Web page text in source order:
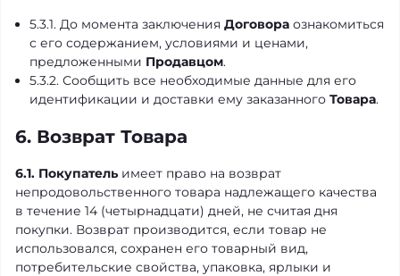
5.3.1. До момента заключения Договора ознакомиться
с его содержанием, условиями и ценами,
предложенными Продавцом.
5.3.2. Сообщить все необходимые данные для его
идентификации и доставки ему заказанного Товара.
6. Возврат Товара
6.1. Покупательимеет право на возврат
непродовольственного товара надлежащего качества
в течение 14 (четырнадцати) дней, не считая дня
покупки. Возврат производится, если товар не
использовался, сохранен его товарный вид,
потребительские свойства, упаковка, ярлыки и